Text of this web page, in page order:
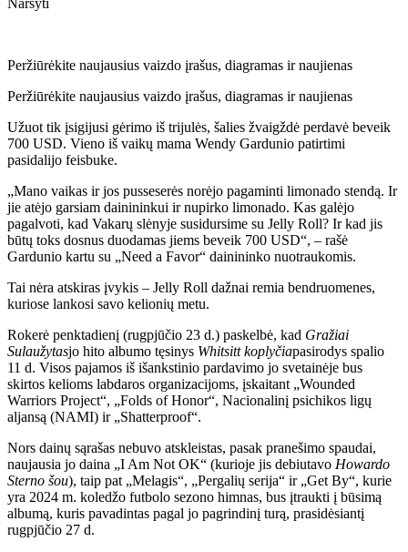
Naršyti
Peržiūrėkite naujausius vaizdo įrašus, diagramas ir naujienas
Peržiūrėkite naujausius vaizdo įrašus, diagramas ir naujienas
Užuot tik įsigijusi gėrimo iš trijulės, šalies žvaigždė perdavė beveik
700 USD. Vieno iš vaikų mama Wendy Gardunio patirtimi
pasidalijo feisbuke.
„Mano vaikas ir jos pusseserės norėjo pagaminti limonado stendą. Ir
jie atėjo garsiam dainininkui ir nupirko limonado. Kas galėjo
pagalvoti, kad Vakarų slėnyje susidursime su Jelly Roll? Ir kad jis
būtų toks dosnus duodamas jiems beveik 700 USD“, – rašė
Gardunio kartu su „Need a Favor“ dainininko nuotraukomis.
Tai nėra atskiras įvykis – Jelly Roll dažnai remia bendruomenes,
kuriose lankosi savo kelionių metu.
Rokerė penktadienį (rugpjūčio 23 d.) paskelbė, kad Gražiai
Sulaužytasjo hito albumo tęsinys Whitsitt koplyčiapasirodys spalio
11 d. Visos pajamos iš išankstinio pardavimo jo svetainėje bus
skirtos kelioms labdaros organizacijoms, įskaitant „Wounded
Warriors Project“, „Folds of Honor“, Nacionalinį psichikos ligų
aljansą (NAMI) ir „Shatterproof“.
Nors dainų sąrašas nebuvo atskleistas, pasak pranešimo spaudai,
naujausia jo daina „I Am Not OK“ (kurioje jis debiutavo Howardo
Sterno šou), taip pat „Melagis“, „Pergalių serija“ ir „Get By“, kurie
yra 2024 m. koledžo futbolo sezono himnas, bus įtraukti į būsimą
albumą, kuris pavadintas pagal jo pagrindinį turą, prasidėsiantį
rugpjūčio 27 d.